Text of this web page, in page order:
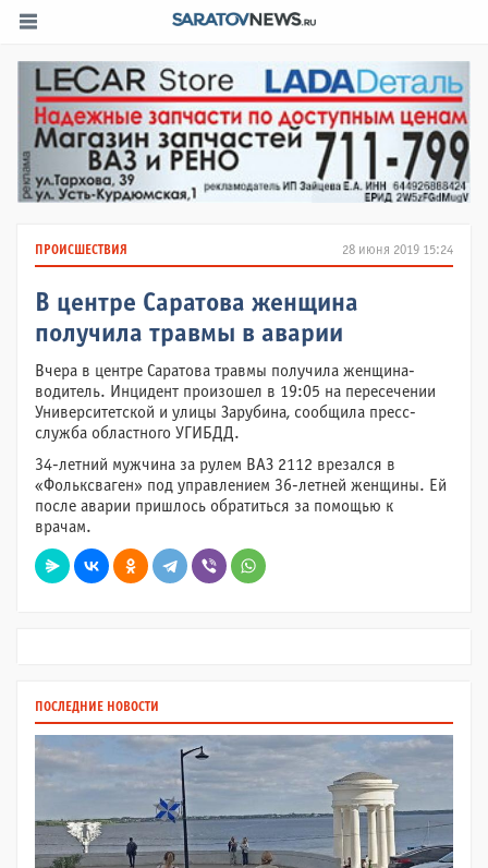
28 июня 2019 15:24
ПРОИСШЕСТВИЯ
В центре Саратова женщина
получила травмы в аварии
Вчера в центре Саратова травмы получила женщина-
водитель. Инцидент произошел в 19:05 на пересечении
Университетской и улицы Зарубина, сообщила пресс-
служба областного УГИБДД.
34-летний мужчина за рулем ВАЗ 2112 врезался в
«Фольксваген» под управлением 36-летней женщины. Ей
после аварии пришлось обратиться за помощью к
врачам.
ПОСЛЕДНИЕ НОВОСТИ